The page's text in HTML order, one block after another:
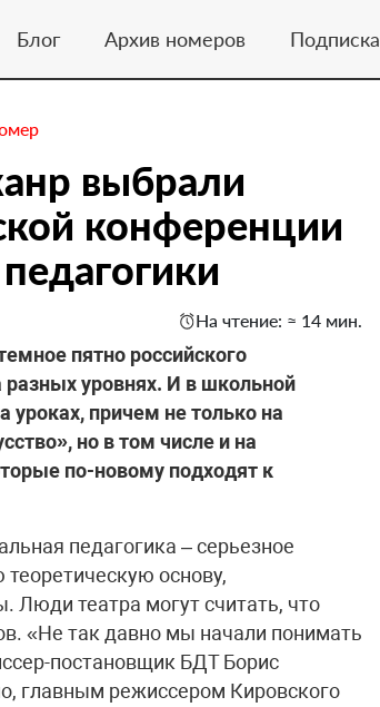
Блог Архив номеров Подписка
выбрали
конференции
На чтение: ≈ 14 мин.
пятно российского
разных уровнях. И в школьной
уроках, причем не только на
но в том числе и на
по-новому подходят к
педагогика – серьезное
основу,
Люди театра могут считать, что
«Не так давно мы начали понимать
постановщик БДТ Борис
главным режиссером Кировского